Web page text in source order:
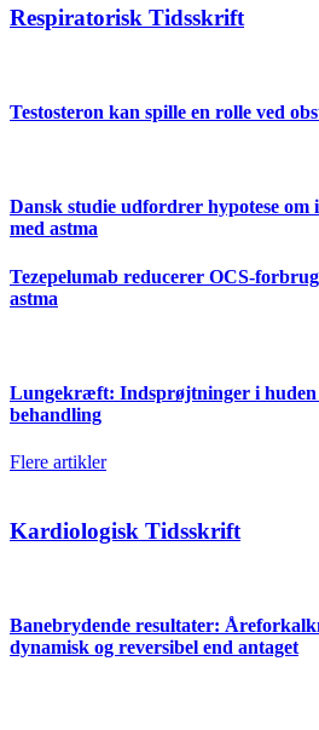
Respiratorisk Tidsskrift
Testosteron kan spille en rolle ved
Dansk studie udfordrer hypotese
med astma
Tezepelumab reducerer OCS-
astma
Lungekræft: Indsprøjtninger i huden
behandling
Flere artikler
Kardiologisk Tidsskrift
Banebrydende resultater:
dynamisk og reversibel end antaget